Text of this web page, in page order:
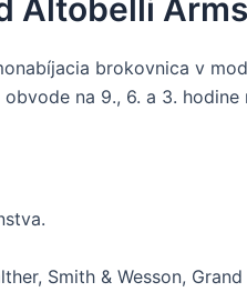
Altobelli Arms
brokovnica v
na 9., 6. a 3.
Smith & Wesson, Grand